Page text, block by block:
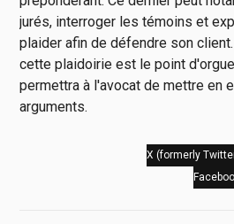
jurés, interroger les témoins et
plaider afin de défendre son
cette plaidoirie est le point
permettra à l'avocat de mettre en
arguments.
X (formerly